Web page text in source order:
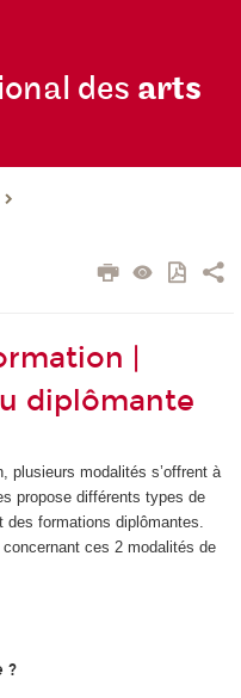
des arts
|
diplômante
plusieurs modalités s’offrent à
propose différents types de
formations diplômantes.
ces 2 modalités de
?